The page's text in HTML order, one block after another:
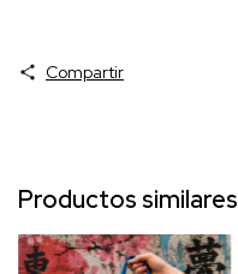
Compartir
Productos similares